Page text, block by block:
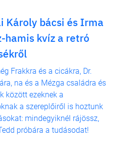
Károly bácsi és Irma
hamis kvíz a retró
Frakkra és a cicákra, Dr.
na és a Mézga családra és
között ezeknek a
a szereplőiről is hoztunk
mindegyiknél rájössz,
próbára a tudásodat!